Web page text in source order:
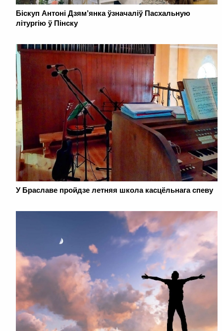
Біскуп Антоні Дзям’янка ўзначаліў Пасхальную
літургію ў Пінску
У Браславе пройдзе летняя школа касцёльнага спеву